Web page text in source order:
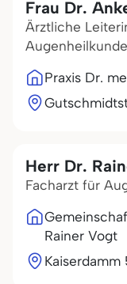
Frau Dr.
Ärztliche
Augenheilkunde
Praxis Dr.
Herr Dr.
Facharzt für
Rainer Vogt
Kaiserdamm